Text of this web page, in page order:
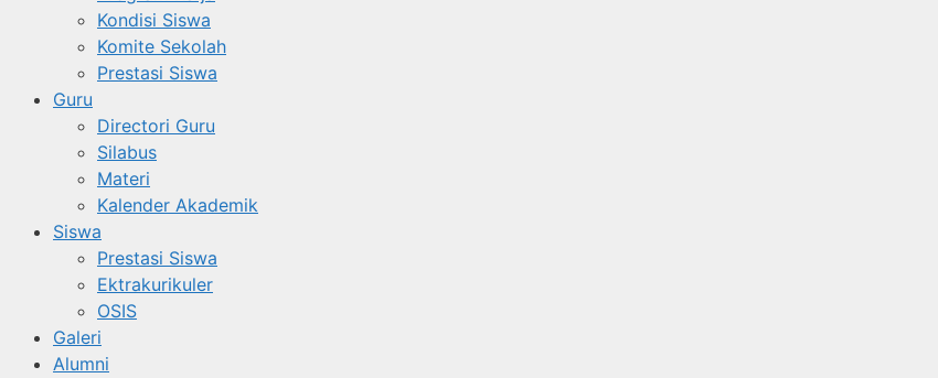
Kondisi Siswa
Komite Sekolah
Prestasi Siswa
Guru
Directori Guru
Silabus
Materi
Kalender Akademik
Siswa
Prestasi Siswa
Ektrakurikuler
OSIS
Galeri
Alumni